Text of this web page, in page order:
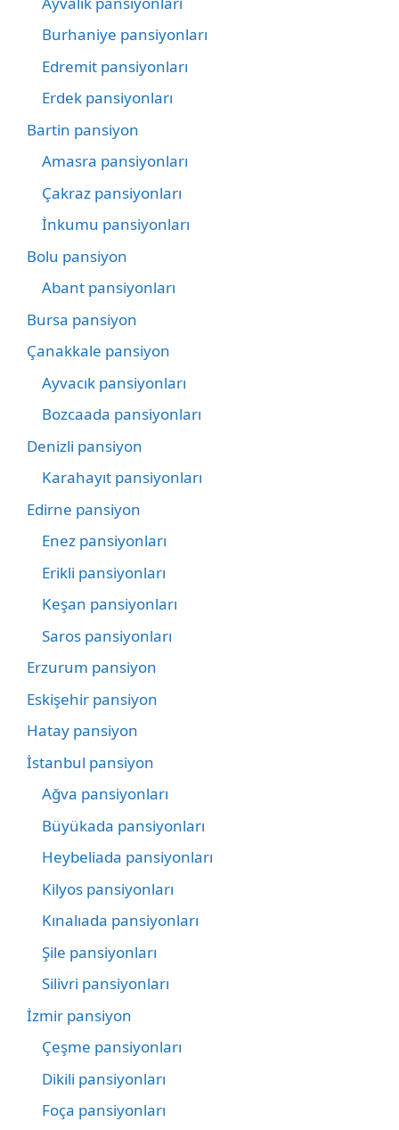
Burhaniye pansiyonları
Edremit pansiyonları
Erdek pansiyonları
Bartin pansiyon
Amasra pansiyonları
Çakraz pansiyonları
İnkumu pansiyonları
Bolu pansiyon
Abant pansiyonları
Bursa pansiyon
Çanakkale pansiyon
Ayvacık pansiyonları
Bozcaada pansiyonları
Denizli pansiyon
Karahayıt pansiyonları
Edirne pansiyon
Enez pansiyonları
Erikli pansiyonları
Keşan pansiyonları
Saros pansiyonları
Erzurum pansiyon
Eskişehir pansiyon
Hatay pansiyon
İstanbul pansiyon
Ağva pansiyonları
Büyükada pansiyonları
Heybeliada pansiyonları
Kilyos pansiyonları
Kınalıada pansiyonları
Şile pansiyonları
Silivri pansiyonları
İzmir pansiyon
Çeşme pansiyonları
Dikili pansiyonları
Foça pansiyonları